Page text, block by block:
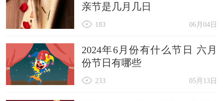
亲节是几月几日
06月04日
183
2024年6月份有什么节日 六月
份节日有哪些
05月13日
233